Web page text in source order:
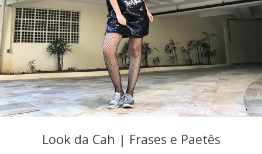
Look da Cah | Frases e Paetês